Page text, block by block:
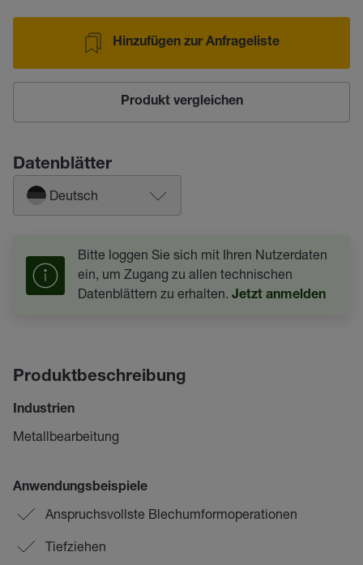
Hinzufügen zur Anfrageliste
Produkt vergleichen
Datenblätter
Deutsch
Bitte loggen Sie sich mit Ihren Nutzerdaten
ein, um Zugang zu allen technischen
Datenblättern zu erhalten. Jetzt anmelden
Produktbeschreibung
Industrien
Metallbearbeitung
Anwendungsbeispiele
Anspruchsvollste Blechumformoperationen
Tiefziehen